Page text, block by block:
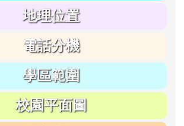
地理位置
電話分機
學區範圍
校園平面圖